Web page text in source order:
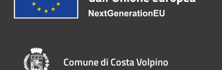
Comune di Costa Volpino